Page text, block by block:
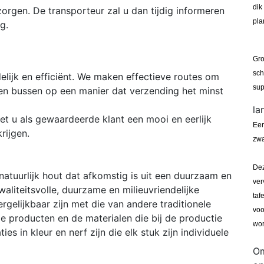
De transporteur zal u dan tijdig informeren
en efficiënt. We maken effectieve routes om
bussen op een manier dat verzending het minst
u als gewaardeerde klant een mooi en eerlijk
hout dat afkomstig is uit een duurzaam en
duurzame en milieuvriendelijke
zijn met die van andere traditionele
producten en de materialen die bij de productie
in kleur en nerf zijn die elk stuk zijn individuele
dik